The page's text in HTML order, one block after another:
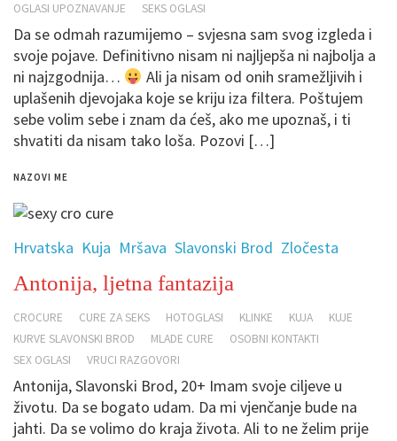
OGLASI UPOZNAVANJE
SEKS OGLASI
Da se odmah razumijemo – svjesna sam svog izgleda i
svoje pojave. Definitivno nisam ni najljepša ni najbolja a
ni najzgodnija…
Ali ja nisam od onih sramežljivih i
uplašenih djevojaka koje se kriju iza filtera. Poštujem
sebe volim sebe i znam da ćeš, ako me upoznaš, i ti
shvatiti da nisam tako loša. Pozovi […]
NAZOVI ME
Hrvatska Kuja Mršava Slavonski Brod Zločesta
Antonija, ljetna fantazija
CROCURE CURE ZA SEKS HOTOGLASI KLINKE KUJA
KUJE
KURVE SLAVONSKI BROD
MLADE CURE
OSOBNI KONTAKTI
SEX OGLASI
VRUCI RAZGOVORI
Antonija, Slavonski Brod, 20+ Imam svoje ciljeve u
životu. Da se bogato udam. Da mi vjenčanje bude na
jahti. Da se volimo do kraja života. Ali to ne želim prije